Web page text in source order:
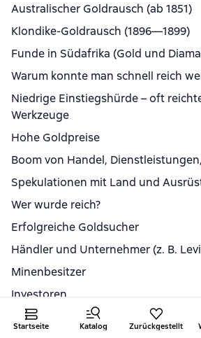
Startseite Katalog Zurückgestellt
Australischer Goldrausch (ab 1851)
Klondike-Goldrausch (1896—1899)
Funde in Südafrika (Gold und
Warum konnte man schnell reich
Niedrige Einstiegshürde – oft
Werkzeuge
Hohe Goldpreise
Boom von Handel,
Spekulationen mit Land und
Wer wurde reich?
Erfolgreiche Goldsucher
Händler und Unternehmer (z. B.
Minenbesitzer
Investoren
Risiken: